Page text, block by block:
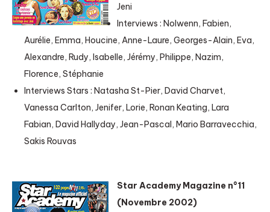
Jeni
Interviews : Nolwenn, Fabien,
Aurélie, Emma, Houcine, Anne-Laure, Georges-Alain, Eva,
Alexandre, Rudy, Isabelle, Jérémy, Philippe, Nazim,
Florence, Stéphanie
Interviews Stars : Natasha St-Pier, David Charvet,
Vanessa Carlton, Jenifer, Lorie, Ronan Keating, Lara
Fabian, David Hallyday, Jean-Pascal, Mario Barravecchia,
Sakis Rouvas
Star Academy Magazine n°11
(Novembre 2002)